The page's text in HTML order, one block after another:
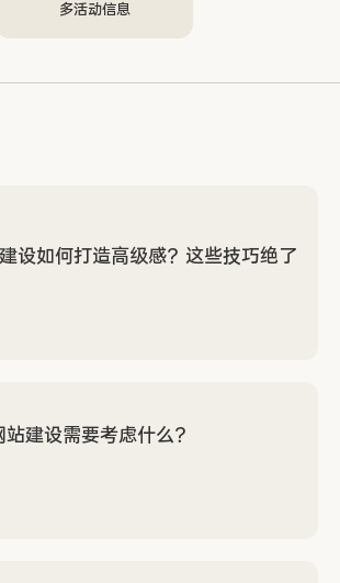
多活动信息
设如何打造高级感？这些技巧绝了
建设需要考虑什么？